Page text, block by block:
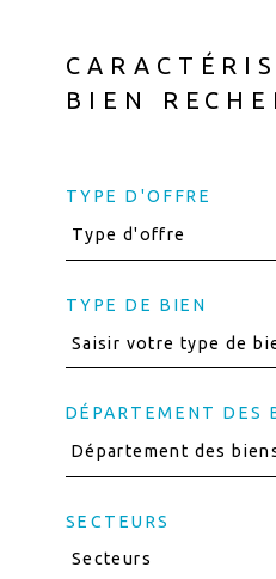
BIEN
TYPE D'OFFRE
Type d'offre
TYPE DE BIEN
Saisir votre type de
DÉPARTEMENT DES
Département des
SECTEURS
Secteurs